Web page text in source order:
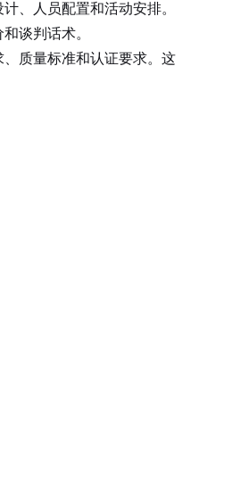
、人员配置和活动安排。
谈判话术。
质量标准和认证要求。这